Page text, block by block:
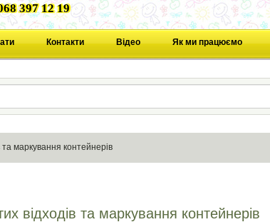
397 12 19
Контакти Відео Як ми працюємо
маркування контейнерів
відходів та маркування контейнерів